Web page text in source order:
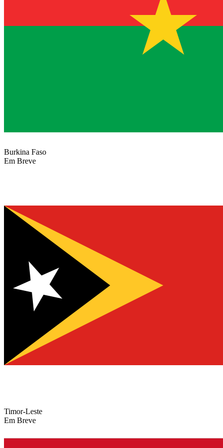
Burkina Faso
Em Breve
Timor-Leste
Em Breve